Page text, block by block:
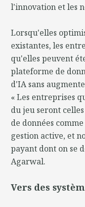
l'innovation et les
Lorsqu'elles
existantes, les
qu'elles peuvent
plateforme de
d'IA sans
« Les entreprises
du jeu seront
de données
gestion active, et
payant dont on se
Agarwal.
Vers des